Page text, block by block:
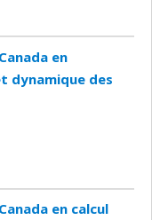
en
dynamique des
en calcul